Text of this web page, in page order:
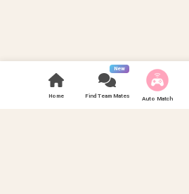
Home
New
Find Team Mates Auto Match